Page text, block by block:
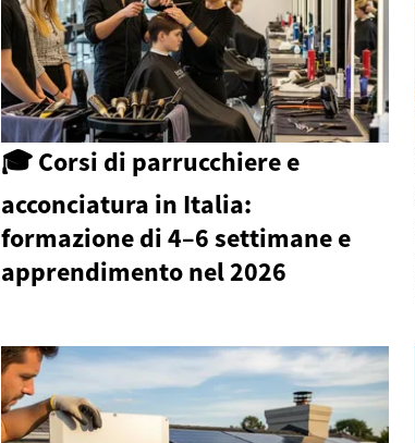
🎓 Corsi di parrucchiere e
acconciatura in Italia:
formazione di 4–6 settimane e
apprendimento nel 2026